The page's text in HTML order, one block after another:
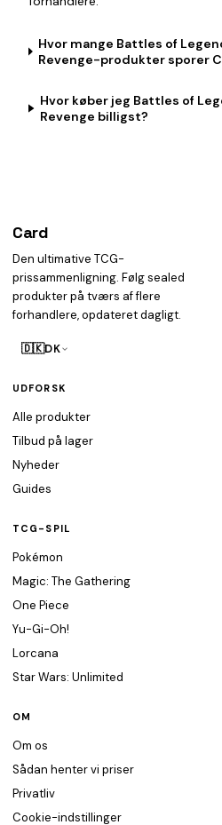
Hvor mange Battles of
Revenge-produkter sporer
Hvor køber jeg Battles of
Revenge billigst?
Card
Den ultimative TCG-
prissammenligning. Følg sealed
produkter på tværs af flere
forhandlere, opdateret dagligt.
🇩🇰DK
UDFORSK
Alle produkter
Tilbud på lager
Nyheder
Guides
TCG-SPIL
Pokémon
Magic: The Gathering
One Piece
Yu-Gi-Oh!
Lorcana
Star Wars: Unlimited
OM
Om os
Sådan henter vi priser
Privatliv
Cookie-indstillinger